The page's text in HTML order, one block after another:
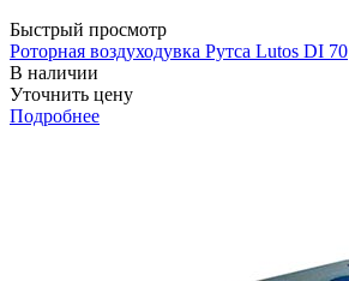
Быстрый просмотр
Роторная воздуходувка Рутса Lutos DI 70
В наличии
Уточнить цену
Подробнее